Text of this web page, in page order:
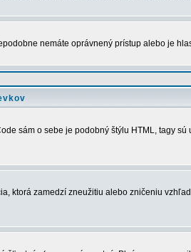
nemáte oprávnený prístup alebo je
sám o sebe je podobný štýlu HTML, tagy
ktorá zamedzí zneužitiu alebo zničeniu